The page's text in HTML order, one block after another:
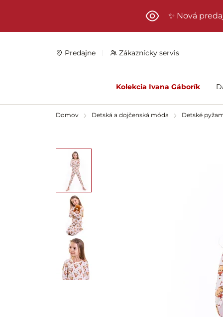
✨ Nová
Predajne Zákaznícky servis
Kolekcia Ivana Gáborík
Domov Detská a dojčenská móda Detské